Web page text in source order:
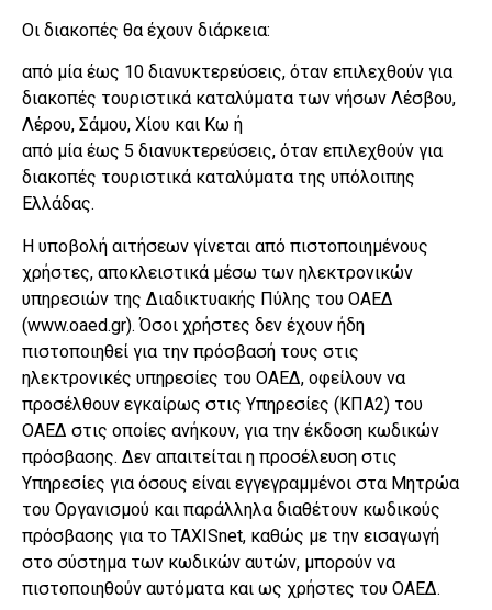
Οι διακοπές θα έχουν διάρκεια:
από μία έως 10 διανυκτερεύσεις, όταν επιλεχθούν για
διακοπές τουριστικά καταλύματα των νήσων Λέσβου,
Λέρου, Σάμου, Χίου και Κω ή
από μία έως 5 διανυκτερεύσεις, όταν επιλεχθούν για
διακοπές τουριστικά καταλύματα της υπόλοιπης
Ελλάδας.
Η υποβολή αιτήσεων γίνεται από πιστοποιημένους
χρήστες, αποκλειστικά μέσω των ηλεκτρονικών
υπηρεσιών της Διαδικτυακής Πύλης του ΟΑΕΔ
(www.oaed.gr). Όσοι χρήστες δεν έχουν ήδη
πιστοποιηθεί για την πρόσβασή τους στις
ηλεκτρονικές υπηρεσίες του ΟΑΕΔ, οφείλουν να
προσέλθουν εγκαίρως στις Υπηρεσίες (ΚΠΑ2) του
ΟΑΕΔ στις οποίες ανήκουν, για την έκδοση κωδικών
πρόσβασης. Δεν απαιτείται η προσέλευση στις
Υπηρεσίες για όσους είναι εγγεγραμμένοι στα Μητρώα
του Οργανισμού και παράλληλα διαθέτουν κωδικούς
πρόσβασης για το TAXISnet, καθώς με την εισαγωγή
στο σύστημα των κωδικών αυτών, μπορούν να
πιστοποιηθούν αυτόματα και ως χρήστες του ΟΑΕΔ.